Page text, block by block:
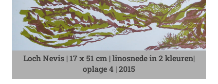
Loch Nevis | 17 x 51 cm | linosnede in 2 kleuren|
oplage 4 | 2015